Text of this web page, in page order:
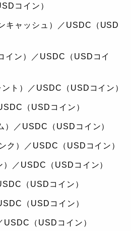
コイン）
キャッシュ）／USDC（USD
イン）／USDC（USDコイ
ト）／USDC（USDコイン）
（USDコイン）
）／USDC（USDコイン）
ク）／USDC（USDコイン）
）／USDC（USDコイン）
（USDコイン）
（USDコイン）
（USDコイン）